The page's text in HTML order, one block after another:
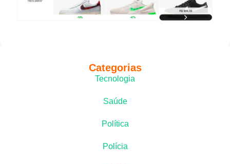
Categorias
Tecnologia
Saúde
Política
Polícia